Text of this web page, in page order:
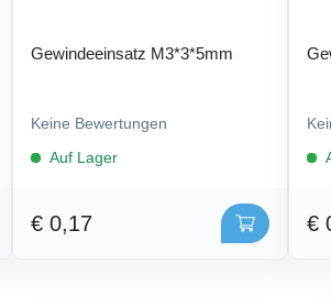
Gewindeeinsatz M3*3*5mm
Keine Bewertungen
Auf Lager
€ 0,17 €